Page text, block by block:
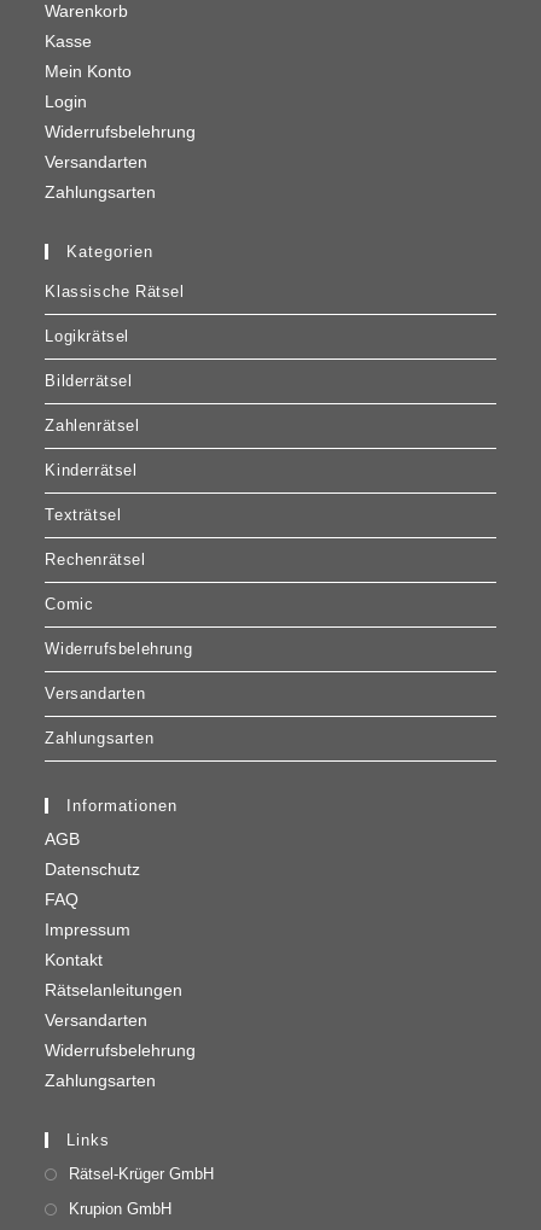
Warenkorb
Kasse
Mein Konto
Login
Widerrufsbelehrung
Versandarten
Zahlungsarten
Kategorien
Klassische Rätsel
Logikrätsel
Bilderrätsel
Zahlenrätsel
Kinderrätsel
Texträtsel
Rechenrätsel
Comic
Widerrufsbelehrung
Versandarten
Zahlungsarten
Informationen
AGB
Datenschutz
FAQ
Impressum
Kontakt
Rätselanleitungen
Versandarten
Widerrufsbelehrung
Zahlungsarten
Links
Rätsel-Krüger GmbH
Krupion GmbH